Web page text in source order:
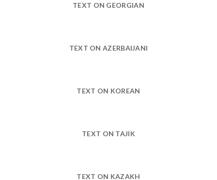
TEXT ON GEORGIAN
TEXT ON AZERBAIJANI
TEXT ON KOREAN
TEXT ON TAJIK
TEXT ON KAZAKH